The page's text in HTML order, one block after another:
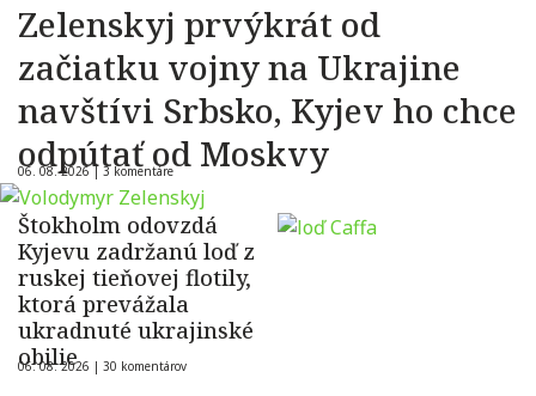
Zelenskyj prvýkrát od
začiatku vojny na Ukrajine
navštívi Srbsko, Kyjev ho chce
odpútať od Moskvy
06. 08. 2026 | 3 komentáre
Štokholm odovzdá
Kyjevu zadržanú loď z
ruskej tieňovej flotily,
ktorá prevážala
ukradnuté ukrajinské
obilie
06. 08. 2026 | 30 komentárov